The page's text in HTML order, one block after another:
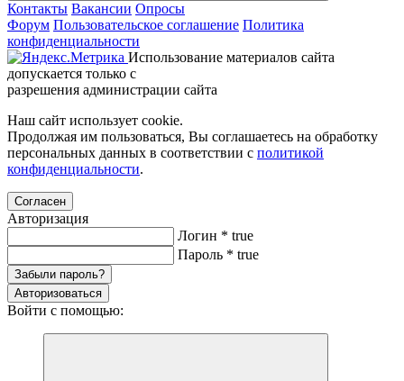
Контакты Вакансии Опросы
Форум Пользовательское соглашение Политика
конфиденциальности
Использование материалов сайта
допускается только с
разрешения администрации сайта
Наш сайт использует cookie.
Продолжая им пользоваться, Вы соглашаетесь на обработку
персональных данных в соответствии с политикой
конфиденциальности.
Согласен
Авторизация
Логин * true
Пароль * true
Забыли пароль?
Авторизоваться
Войти с помощью: